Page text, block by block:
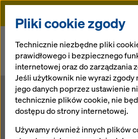
Doka
Rozwiązania deskowań Doka na budowie
Gdańsku
Pliki cookie zgody
Technicznie niezbędne pliki
prawidłowego i bezpiecznego
internetowej oraz do zarządzania
Jeśli użytkownik nie wyrazi zgody
jego danych poprzez ustawienie
technicznie plików cookie, nie
dostępu do strony internetowej.
Używamy również innych plików